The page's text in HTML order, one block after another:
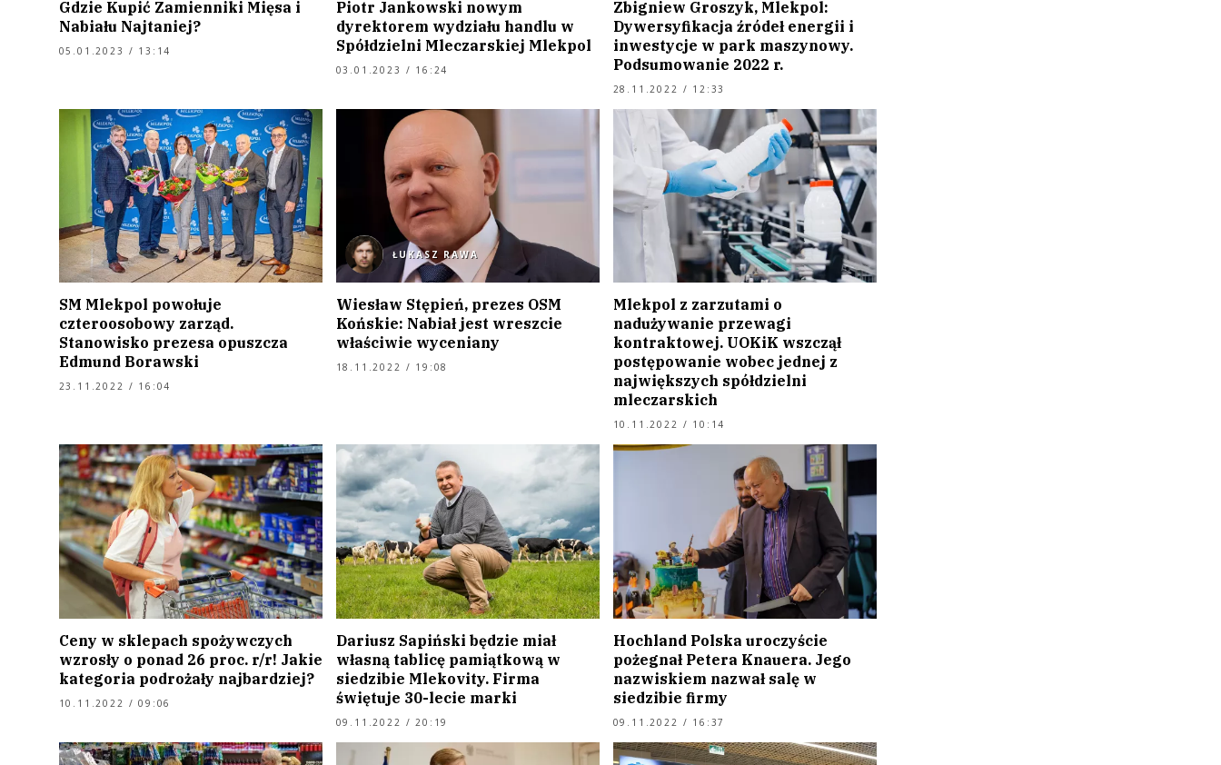
Gdzie Kupić Zamienniki Mięsa i
Nabiału Najtaniej?
05.01.2023 / 13:14
Piotr Jankowski nowym
dyrektorem wydziału handlu w
Spółdzielni Mleczarskiej Mlekpol
03.01.2023 / 16:24
Zbigniew Groszyk, Mlekpol:
Dywersyfikacja źródeł energii i
inwestycje w park maszynowy.
Podsumowanie 2022 r.
28.11.2022 / 12:33
SM Mlekpol powołuje
czteroosobowy zarząd.
Stanowisko prezesa opuszcza
Edmund Borawski
23.11.2022 / 16:04
ŁUKASZ RAWA
Wiesław Stępień, prezes OSM
Końskie: Nabiał jest wreszcie
właściwie wyceniany
18.11.2022 / 19:08
Mlekpol z zarzutami o
nadużywanie przewagi
kontraktowej. UOKiK wszczął
postępowanie wobec jednej z
największych spółdzielni
mleczarskich
10.11.2022 / 10:14
Ceny w sklepach spożywczych
wzrosły o ponad 26 proc. r/r! Jakie
kategoria podrożały najbardziej?
10.11.2022 / 09:06
Dariusz Sapiński będzie miał
własną tablicę pamiątkową w
siedzibie Mlekovity. Firma
świętuje 30-lecie marki
09.11.2022 / 20:19
Hochland Polska uroczyście
pożegnał Petera Knauera. Jego
nazwiskiem nazwał salę w
siedzibie firmy
09.11.2022 / 16:37